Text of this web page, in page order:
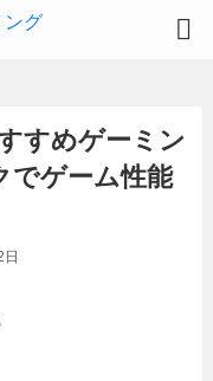
すめゲーミン
でゲーム性能